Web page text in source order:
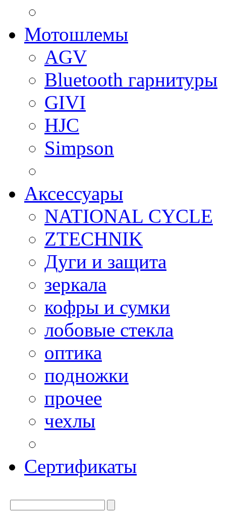
Мотошлемы
AGV
Bluetooth гарнитуры
GIVI
HJC
Simpson
Аксессуары
NATIONAL CYCLE
ZTECHNIK
Дуги и защита
зеркала
кофры и сумки
лобовые стекла
оптика
подножки
прочее
чехлы
Сертификаты